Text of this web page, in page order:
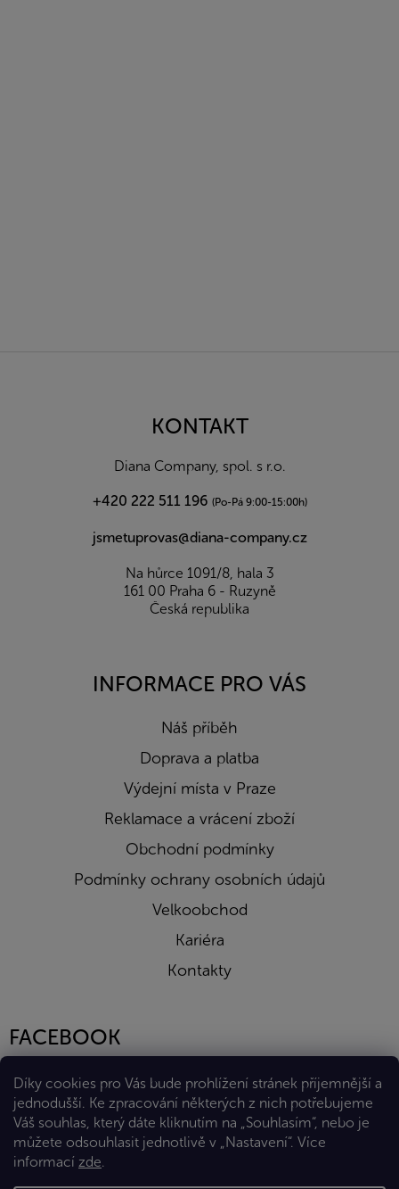
Díky cookies pro Vás bude prohlížení stránek příjemnější a
jednodušší. Ke zpracování některých z nich potřebujeme
Váš souhlas, který dáte kliknutím na „Souhlasím“, nebo je
můžete odsouhlasit jednotlivě v „Nastavení“. Více
informací zde.
KONTAKT
Diana Company, spol. s r.o.
+420 222 511 196 (Po-Pá 9:00-15:00h)
jsmetuprovas@diana-company.cz
Na hůrce 1091/8, hala 3
161 00 Praha 6 - Ruzyně
Česká republika
INFORMACE PRO VÁS
Náš příběh
Doprava a platba
Výdejní místa v Praze
Reklamace a vrácení zboží
Obchodní podmínky
Podmínky ochrany osobních údajů
Velkoobchod
Kariéra
Kontakty
FACEBOOK